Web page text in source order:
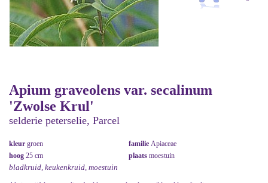
Apium graveolens var. secalinum
'Zwolse Krul'
selderie peterselie, Parcel
kleur groen familie Apiaceae
hoog 25 cm plaats moestuin
bladkruid, keukenkruid, moestuin